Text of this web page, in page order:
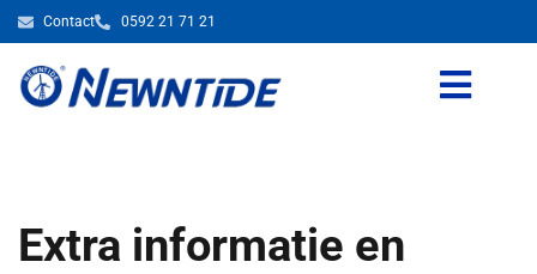
Contact 0592 21 71 21
Extra informatie en